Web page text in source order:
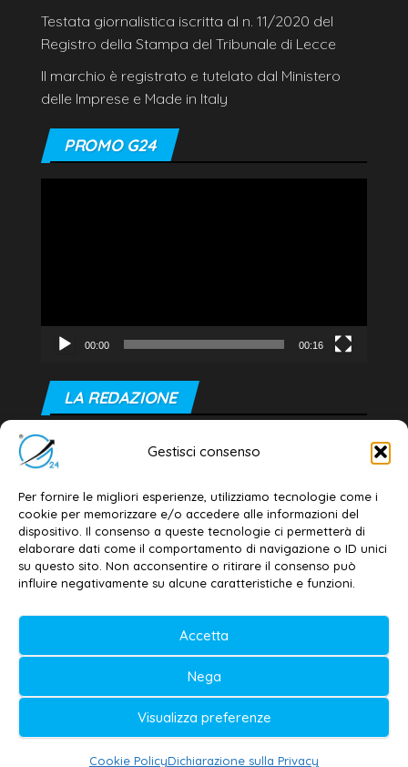
Gestisci consenso
Per fornire le migliori esperienze, utilizziamo tecnologie come i
cookie per memorizzare e/o accedere alle informazioni del
dispositivo. Il consenso a queste tecnologie ci permetterà di
elaborare dati come il comportamento di navigazione o ID unici
su questo sito. Non acconsentire o ritirare il consenso può
influire negativamente su alcune caratteristiche e funzioni.
Accetta
Nega
Visualizza preferenze
Cookie PolicyDichiarazione sulla Privacy
Testata giornalistica iscritta al n. 11/2020 del
Registro della Stampa del Tribunale di Lecce
Il marchio è registrato e tutelato dal Ministero
delle Imprese e Made in Italy
PROMO G24
00:00 00:16
LA REDAZIONE
Editore e direttore responsabile:
Dott. Daniele G. Masciullo
Email: redazione@galatina24.it
Contatti –Disclaimer
Privacy policy –Cookie policy
Testata iscritta al n. 11/2020 Registro della
Stampa Tribunale di Lecce
Editore e direttore responsabile:
Daniele G. Masciullo